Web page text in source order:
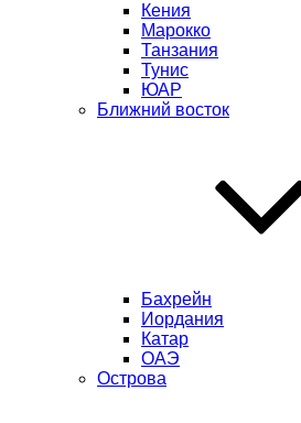
Кения
Марокко
Танзания
Тунис
ЮАР
Ближний восток
Бахрейн
Иордания
Катар
ОАЭ
Острова